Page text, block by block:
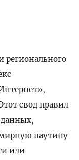
регионального
свод правил
паутину
или